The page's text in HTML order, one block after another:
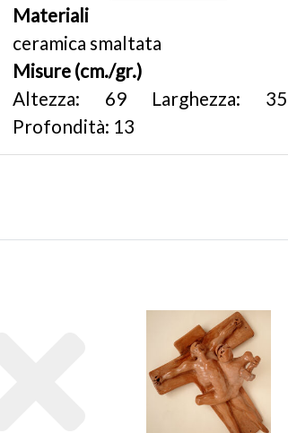
Materiali
ceramica smaltata
Misure (cm./gr.)
Altezza: 69 Larghezza: 35
Profondità: 13